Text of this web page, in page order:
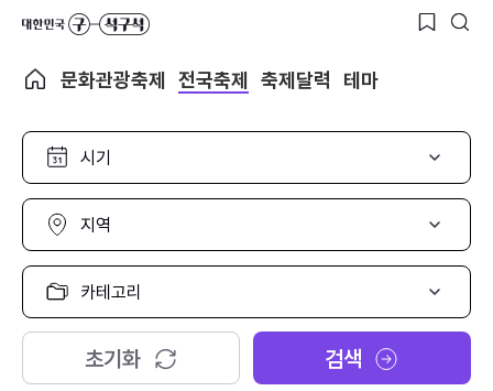
문화관광축제 전국축제 축제달력 테마
시
선
택
지
선
택
카
고
리
택
초기화 검색